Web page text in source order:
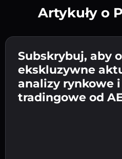
Wpisz adres swojego
kryptowalutowego 👉
kroku.
Potwierdź swoją
ostatniego kroku.
Wyślij depozyt 👉
walutę fiat w swoim
Artykuły o
Subskrybuj, aby
ekskluzywne
analizy rynkowe
tradingowe od